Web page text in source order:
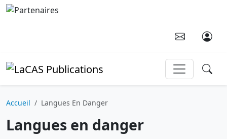
Aller au contenu principal
Accueil Langues En Danger
Langues en danger